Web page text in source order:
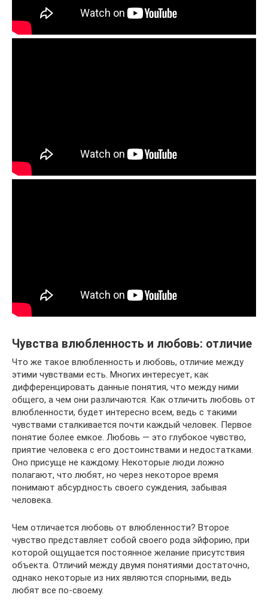
Чувства влюбленность и любовь: отличие
Что же такое влюбленность и любовь, отличие между
этими чувствами есть. Многих интересует, как
дифференцировать данные понятия, что между ними
общего, а чем они различаются. Как отличить любовь от
влюбленности, будет интересно всем, ведь с такими
чувствами сталкивается почти каждый человек. Первое
понятие более емкое. Любовь — это глубокое чувство,
приятие человека с его достоинствами и недостатками.
Оно присуще не каждому. Некоторые люди ложно
полагают, что любят, но через некоторое время
понимают абсурдность своего суждения, забывая
человека.
Чем отличается любовь от влюбленности? Второе
чувство представляет собой своего рода эйфорию, при
которой ощущается постоянное желание присутствия
объекта. Отличий между двумя понятиями достаточно,
однако некоторые из них являются спорными, ведь
любят все по-своему.